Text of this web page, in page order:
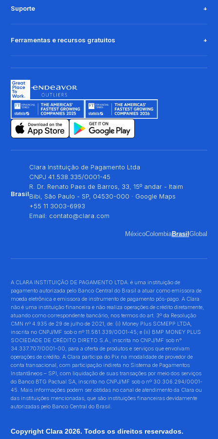
Suporte
Ferramentas e recursos gratuitos
Brasil
Clara Instituição de Pagamento Ltda
CNPJ 41.538.335/0001-45
R. Dr. Renato Paes de Barros, 33, 15º andar - Itaim
Bibi, São Paulo - SP, 04530-000 · Google Maps
+55 11 3003-6993
Email: contato@clara.com
MéxicoColombiaBrasil Global
A CLARA INSTITUIÇÃO DE PAGAMENTO LTDA. é uma instituição de
pagamento autorizada pelo Banco Central do Brasil a atuar como emissora de
moeda eletrônica e emissora de instrumento de pagamento pós-pago. A Clara
não é uma instituição financeira e não realiza operações de crédito diretamente,
atuando como correspondente bancário, nos termos do art. 3º da Resolução
CMN nº 4.935 de 29 de julho de 2021, de: (i) Money Plus SCMEPP LTDA,
inscrita no CNPJ/MF sob o nº 11.581.339/0001-45; e (ii) BMP MONEY PLUS
SOCIEDADE DE CRÉDITO DIRETO S.A., inscrita no CNPJ/MF sob n°
34.337.707/0001-00, para a oferta de produtos e serviços que envolvam
operações de crédito. A Clara participa do Pix na modalidade de provedor de
conta transacional, com participação indireta no Sistema de Pagamentos
Instantâneos – SPI, com liquidação de suas transações por meio dos serviços
do Banco BTG Pactual SA, inscrito no CNPJ/MF sob o nº 30.306.294/0001-
45. Mais informações podem ser obtidas no canal de atendimento da Clara ou
das instituições mencionadas, que são instituições financeiras devidamente
autorizadas pelo Banco Central do Brasil.
Copyright Clara 2026. Todos os direitos reservados.